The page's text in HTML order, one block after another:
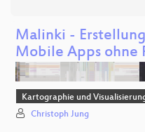
Malinki -
Mobile Apps ohne
Kartographie und
Christoph Jung